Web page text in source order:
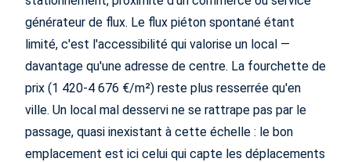
générateur de flux. Le flux piéton spontané étant
limité, c'est l'accessibilité qui valorise un local —
davantage qu'une adresse de centre. La fourchette de
prix (1 420-4 676 €/m²) reste plus resserrée qu'en
ville. Un local mal desservi ne se rattrape pas par le
passage, quasi inexistant à cette échelle : le bon
emplacement est ici celui qui capte les déplacements